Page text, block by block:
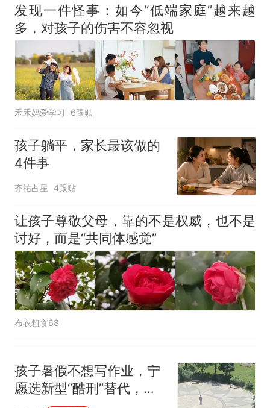
官方通报
热 那个在床头放菜刀的女孩，
因老师一句“跟我回家”改写了
人生
发现一件怪事：如今“低端家庭”越来越
多，对孩子的伤害不容忽视
禾禾妈爱学习 6跟贴
孩子躺平，家长最该做的
4件事
齐祐占星 4跟贴
让孩子尊敬父母，靠的不是权威，也不是
讨好，而是“共同体感觉”
布衣粗食68
孩子暑假不想写作业，宁
愿选新型“酷刑”替代，家